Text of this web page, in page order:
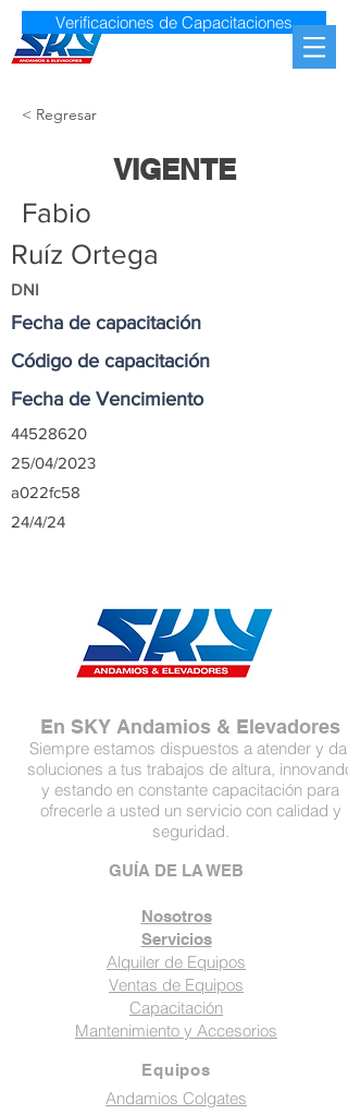
Verificaciones de Capacitaciones
< Regresar
VIGENTE
Fabio
Ruíz Ortega
DNI
Fecha de capacitación
Código de capacitación
Fecha de Vencimiento
44528620
25/04/2023
a022fc58
24/4/24
En SKY Andamios & Elevadores
Siempre estamos dispuestos a atender y dar
soluciones a tus trabajos de altura, innovando
y estando en constante capacitación para
ofrecerle a usted un servicio con calidad y
seguridad.
GUÍA DE LA WEB
Nosotros
Servicios
Alquiler de Equipos
Ventas de Equipos
Capacitación
Mantenimiento y Accesorios
Equipos
Andamios Colgates